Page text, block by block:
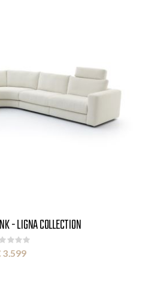
- LIGNA COLLECTION
Rating:
3.599